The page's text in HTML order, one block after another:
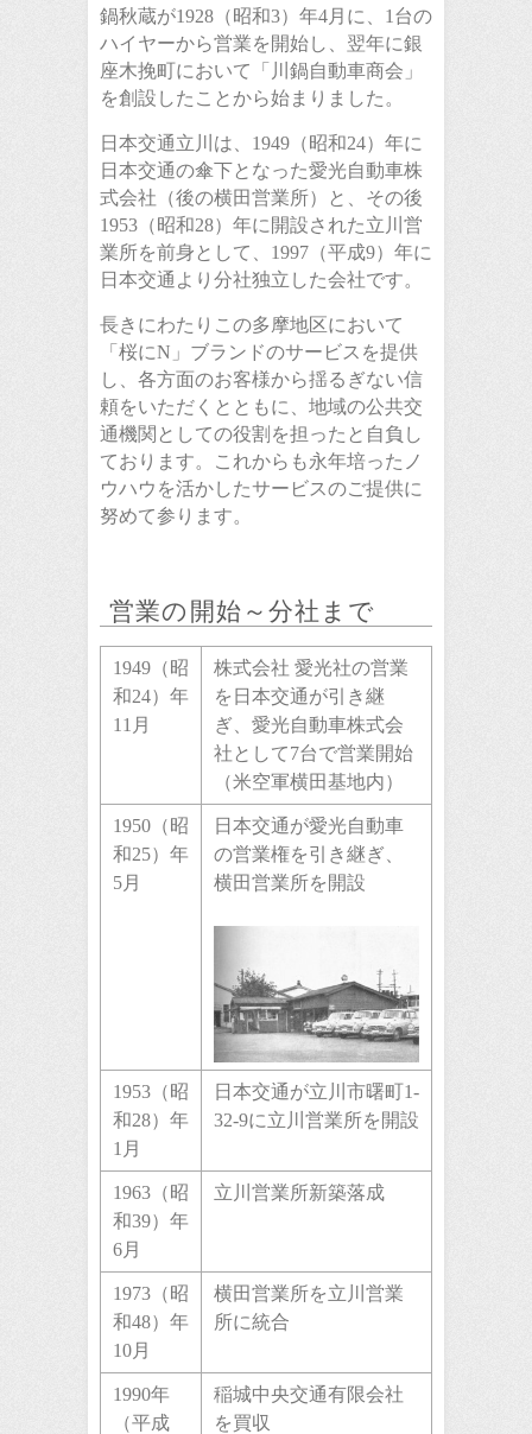
鍋秋蔵が1928（昭和3）年4月に、1台の
ハイヤーから営業を開始し、翌年に銀
座木挽町において「川鍋自動車商会」
を創設したことから始まりました。
日本交通立川は、1949（昭和24）年に
日本交通の傘下となった愛光自動車株
式会社（後の横田営業所）と、その後
1953（昭和28）年に開設された立川営
業所を前身として、1997（平成9）年に
日本交通より分社独立した会社です。
長きにわたりこの多摩地区において
「桜にN」ブランドのサービスを提供
し、各方面のお客様から揺るぎない信
頼をいただくとともに、地域の公共交
通機関としての役割を担ったと自負し
ております。これからも永年培ったノ
ウハウを活かしたサービスのご提供に
努めて参ります。
営業の開始～分社まで
1949（昭
和24）年
11月
株式会社 愛光社の営業
を日本交通が引き継
ぎ、愛光自動車株式会
社として7台で営業開始
（米空軍横田基地内）
1950（昭
和25）年
5月
日本交通が愛光自動車
の営業権を引き継ぎ、
横田営業所を開設
1953（昭
和28）年
1月
日本交通が立川市曙町1-
32-9に立川営業所を開設
1963（昭
和39）年
6月
立川営業所新築落成
1973（昭
和48）年
10月
横田営業所を立川営業
所に統合
1990年
（平成
稲城中央交通有限会社
を買収